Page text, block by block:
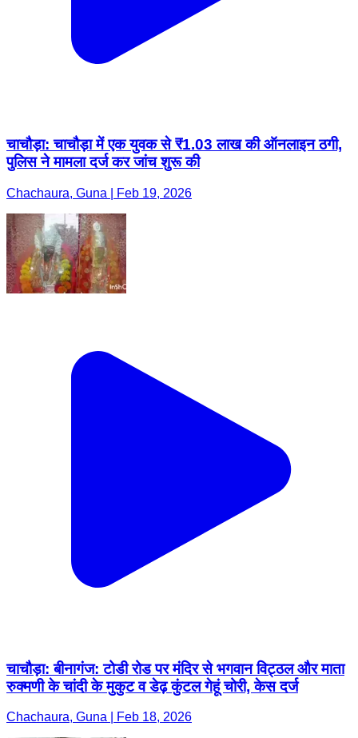
चाचौड़ा: चाचौड़ा में एक युवक से ₹1.03 लाख की ऑनलाइन ठगी,
पुलिस ने मामला दर्ज कर जांच शुरू की
Chachaura, Guna | Feb 19, 2026
चाचौड़ा: बीनागंज: टोडी रोड पर मंदिर से भगवान विट्ठल और माता
रुक्मणी के चांदी के मुकुट व डेढ़ कुंटल गेहूं चोरी, केस दर्ज
Chachaura, Guna | Feb 18, 2026